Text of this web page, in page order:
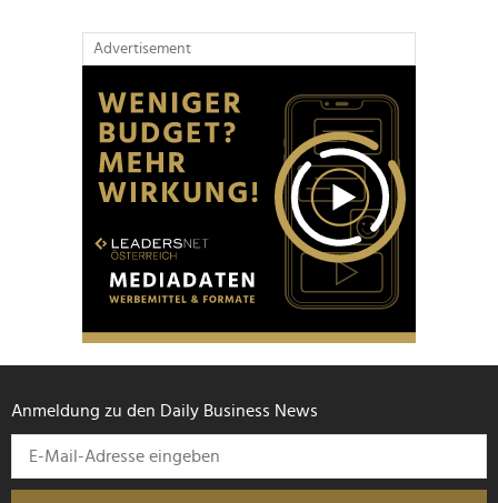
Advertisement
Anmeldung zu den Daily Business News